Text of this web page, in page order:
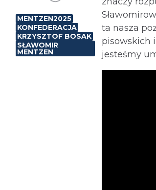
MENTZEN2025
KONFEDERACJA
KRZYSZTOF BOSAK
SŁAWOMIR
MENTZEN
ta nasza
pisowskich
jesteśmy